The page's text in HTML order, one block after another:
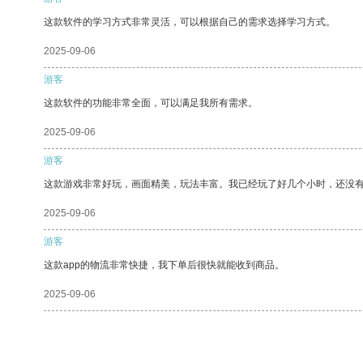
这款软件的学习方式非常灵活，可以根据自己的需求选择学习方式。
2025-09-06
游客
这款软件的功能非常全面，可以满足我所有需求。
2025-09-06
游客
这款游戏非常好玩，画面精美，玩法丰富。我已经玩了好几个小时，还没
2025-09-06
游客
这款app的物流非常快捷，我下单后很快就能收到商品。
2025-09-06